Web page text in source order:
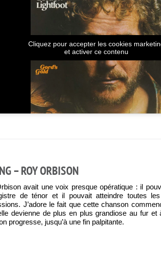
Cliquez pour accepter les cookies
et activer ce contenu
– ROY ORBISON
avait une voix presque opératique : il
de ténor et il pouvait atteindre toutes
J’adore le fait que cette chanson
devienne de plus en plus grandiose au fur et
progresse, jusqu’à une fin palpitante.